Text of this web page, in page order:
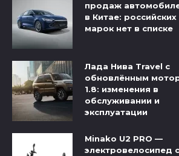
продаж
в Китае: российских
марок нет в списке
Лада Нива Travel с
обновлённым
1.8: изменения в
обслуживании и
эксплуатации
Minako U2 PRO —
электровелосипед с